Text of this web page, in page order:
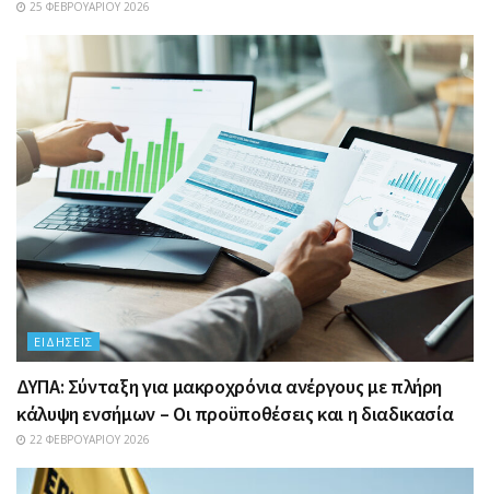
25 ΦΕΒΡΟΥΑΡΊΟΥ 2026
ΕΙΔΉΣΕΙΣ
ΔΥΠΑ: Σύνταξη για μακροχρόνια ανέργους με πλήρη
κάλυψη ενσήμων – Οι προϋποθέσεις και η διαδικασία
22 ΦΕΒΡΟΥΑΡΊΟΥ 2026